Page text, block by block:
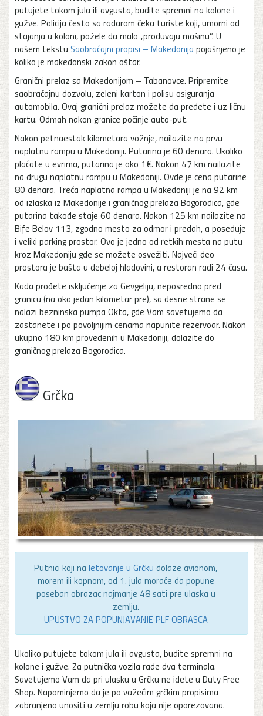
putujete tokom jula ili avgusta, budite spremni na kolone i
gužve. Policija često sa radarom čeka turiste koji, umorni od
stajanja u koloni, požele da malo „produvaju mašinu“. U
našem tekstu Saobraćajni propisi – Makedonija pojašnjeno je
koliko je makedonski zakon oštar.
Granični prelaz sa Makedonijom – Tabanovce. Pripremite
saobraćajnu dozvolu, zeleni karton i polisu osiguranja
automobila. Ovaj granični prelaz možete da pređete i uz ličnu
kartu. Odmah nakon granice počinje auto-put.
Nakon petnaestak kilometara vožnje, nailazite na prvu
naplatnu rampu u Makedoniji. Putarina je 60 denara. Ukoliko
plaćate u evrima, putarina je oko 1€. Nakon 47 km nailazite
na drugu naplatnu rampu u Makedoniji. Ovde je cena putarine
80 denara. Treća naplatna rampa u Makedoniji je na 92 km
od izlaska iz Makedonije i graničnog prelaza Bogorodica, gde
putarina takođe staje 60 denara. Nakon 125 km nailazite na
Bife Belov 113, zgodno mesto za odmor i predah, a poseduje
i veliki parking prostor. Ovo je jedno od retkih mesta na putu
kroz Makedoniju gde se možete osvežiti. Najveći deo
prostora je bašta u debeloj hladovini, a restoran radi 24 časa.
Kada prođete isključenje za Gevgeliju, neposredno pred
granicu (na oko jedan kilometar pre), sa desne strane se
nalazi bezninska pumpa Okta, gde Vam savetujemo da
zastanete i po povoljnijim cenama napunite rezervoar. Nakon
ukupno 180 km provedenih u Makedoniji, dolazite do
graničnog prelaza Bogorodica.
Grčka
Putnici koji na letovanje u Grčku dolaze avionom,
morem ili kopnom, od 1. jula moraće da popune
poseban obrazac najmanje 48 sati pre ulaska u
zemlju.
UPUSTVO ZA POPUNJAVANJE PLF OBRASCA
Ukoliko putujete tokom jula ili avgusta, budite spremni na
kolone i gužve. Za putnička vozila rade dva terminala.
Savetujemo Vam da pri ulasku u Grčku ne idete u Duty Free
Shop. Napominjemo da je po važećim grčkim propisima
zabranjeno unositi u zemlju robu koja nije oporezovana.